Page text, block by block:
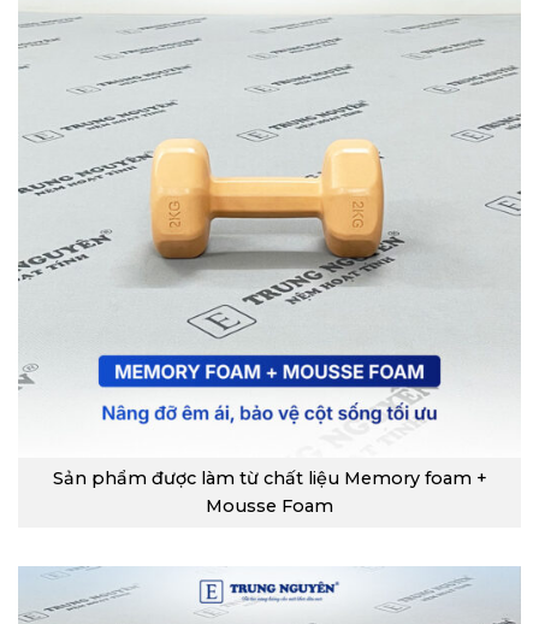
Sản phẩm được làm từ chất liệu Memory foam +
Mousse Foam